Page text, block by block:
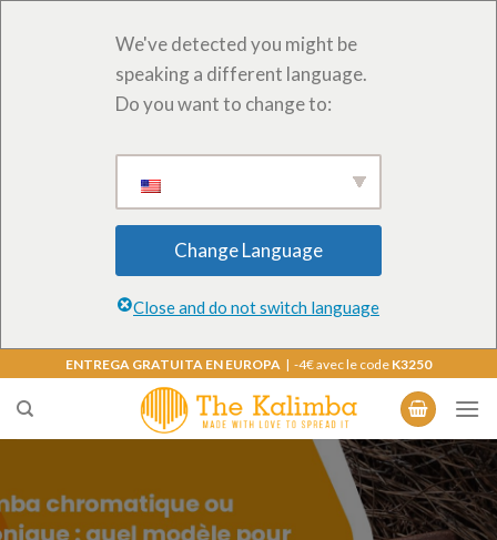
We've detected you might be
speaking a different language.
Do you want to change to:
Change Language
Close and do not switch language
contenido
ENTREGA GRATUITA EN EUROPA | -4€ avec le code K3250